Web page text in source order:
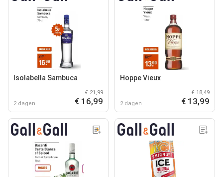
Isolabella Sambuca
2 dagen
€ 21,99
€ 16,99
Hoppe Vieux
2 dagen
€ 18,49
€ 13,99